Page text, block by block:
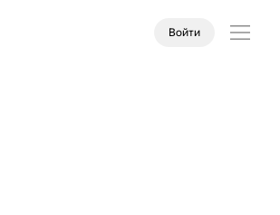
Войти